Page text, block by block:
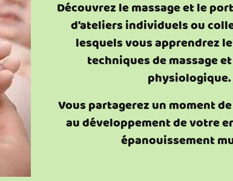
Découvrez le massage et le
d'ateliers individuels ou
lesquels vous apprendrez
techniques de massage
physiologique.
Vous partagerez un moment
au développement de votre
épanouissement